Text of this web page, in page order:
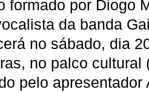
formado por Diogo
da banda
no sábado, dia
no palco cultural
pelo apresentador